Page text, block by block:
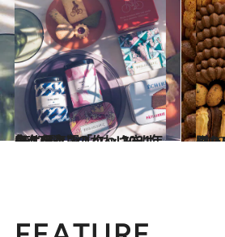
2022.1.5
幸せをよぶ「クッキー缶」6選 このかわいさは永久保存版！ ――2021年BEST5
グルメ 贈りもの賢者3人が辿り着いた
グ